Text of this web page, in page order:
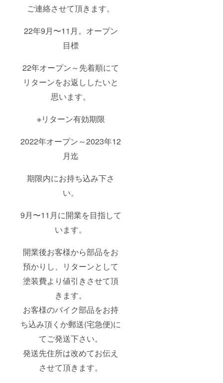
ご連絡させて頂きます。
22年9月〜11月。オープン
目標
22年オープン～先着順にて
リターンをお返ししたいと
思います。
※リターン有効期限
2022年オープン～2023年12
月迄
期限内にお持ち込み下さ
い。
9月〜11月に開業を目指して
います。
開業後お客様から部品をお
預かりし、リターンとして
塗装費より値引きさせて頂
きます。
お客様のバイク部品をお持
ち込み頂くか郵送(宅急便)に
てご発送下さい。
発送先住所は改めてお伝え
させて頂きます。